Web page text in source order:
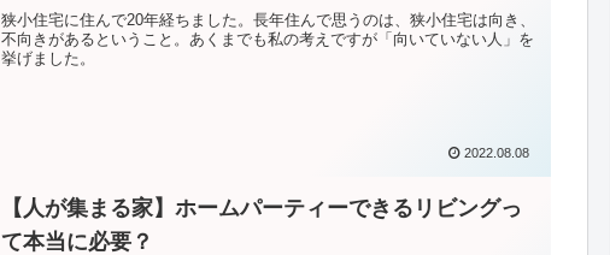
狭小住宅に住んで20年経ちました。長年住んで思うのは、狭小住宅は向き、
不向きがあるということ。あくまでも私の考えですが「向いていない人」を
挙げました。
2022.08.08
【人が集まる家】ホームパーティーできるリビングっ
て本当に必要？